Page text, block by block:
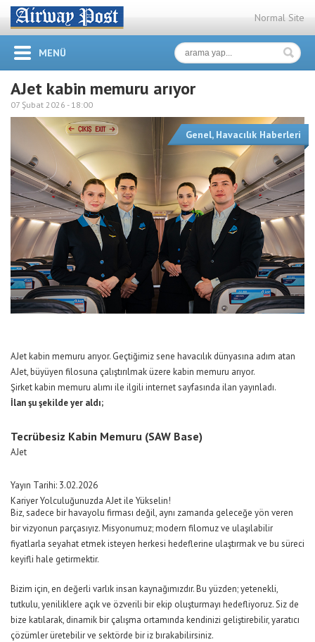
Normal Site
MENÜ
AJet kabin memuru arıyor
07 Şubat 2026 - 18:00
Genel, Havacılık Haberleri
AJet kabin memuru arıyor. Geçtiğimiz sene havacılık dünyasına adım atan
AJet, büyüyen filosuna çalıştırılmak üzere kabin memuru arıyor.
Şirket kabin memuru alımı ile ilgili internet sayfasında ilan yayınladı.
İlan şu şekilde yer aldı;
Tecrübesiz Kabin Memuru (SAW Base)
AJet
Yayın Tarihi: 3.02.2026
Kariyer Yolculuğunuzda AJet ile Yükselin!
Biz, sadece bir havayolu firması değil, aynı zamanda geleceğe yön veren
bir vizyonun parçasıyız. Misyonumuz; modern filomuz ve ulaşılabilir
fiyatlarla seyahat etmek isteyen herkesi hedeflerine ulaştırmak ve bu süreci
keyifli hale getirmektir.
Bizim için, en değerli varlık insan kaynağımızdır. Bu yüzden; yetenekli,
tutkulu, yeniliklere açık ve özverili bir ekip oluşturmayı hedefliyoruz. Siz de
bize katılarak, dinamik bir çalışma ortamında kendinizi geliştirebilir, yaratıcı
çözümler üretebilir ve sektörde bir iz bırakabilirsiniz.